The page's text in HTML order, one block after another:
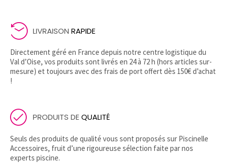
LIVRAISON RAPIDE
Directement géré en France depuis notre centre logistique du
Val d’Oise, vos produits sont livrés en 24 à 72 h (hors articles sur-
mesure) et toujours avec des frais de port offert dès 150€ d’achat
!
PRODUITS DEQUALITÉ
Seuls des produits de qualité vous sont proposés sur Piscinelle
Accessoires, fruit d’une rigoureuse sélection faite par nos
experts piscine.